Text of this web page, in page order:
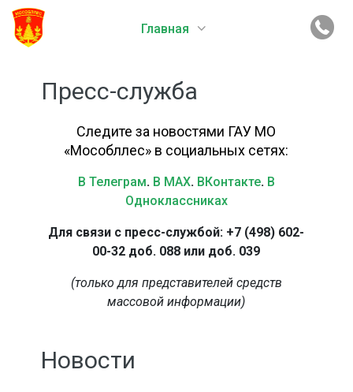
Главная
Пресс-служба
Следите за новостями ГАУ МО
«Мособллес» в социальных сетях:
В Телеграм. В MAX. ВКонтакте. В
Одноклассниках
Для связи с пресс-службой: +7 (498) 602-
00-32 доб. 088 или доб. 039
(только для представителей средств
массовой информации)
Новости